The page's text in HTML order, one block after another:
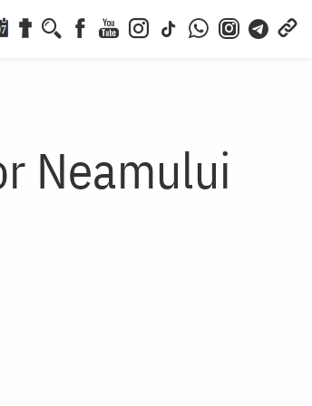
Neamului